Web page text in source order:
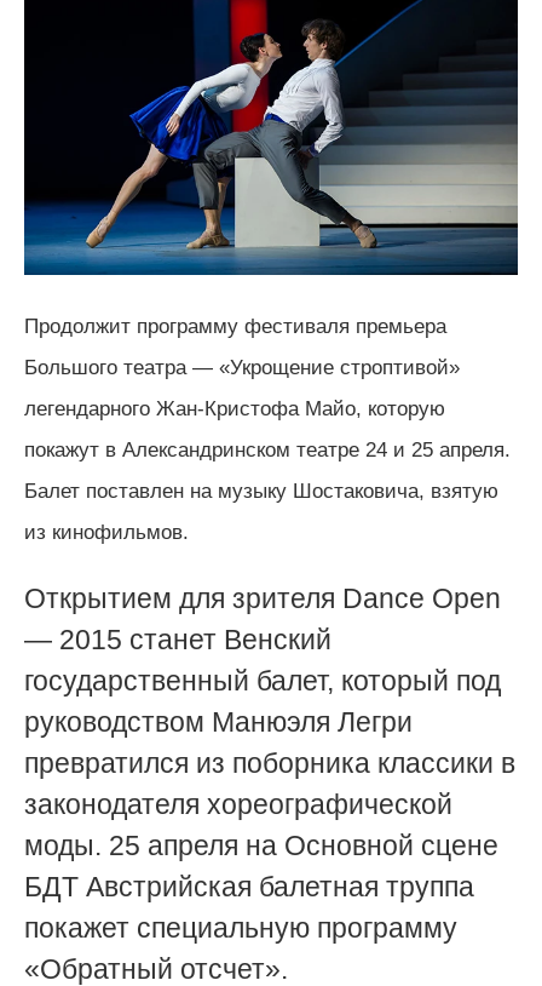
Продолжит программу фестиваля премьера
Большого театра — «Укрощение строптивой»
легендарного Жан-Кристофа Майо, которую
покажут в Александринском театре 24 и 25 апреля.
Балет поставлен на музыку Шостаковича, взятую
из кинофильмов.
Открытием для зрителя Dance Open
— 2015 станет Венский
государственный балет, который под
руководством Манюэля Легри
превратился из поборника классики в
законодателя хореографической
моды. 25 апреля на Основной сцене
БДТ Австрийская балетная труппа
покажет специальную программу
«Обратный отсчет».